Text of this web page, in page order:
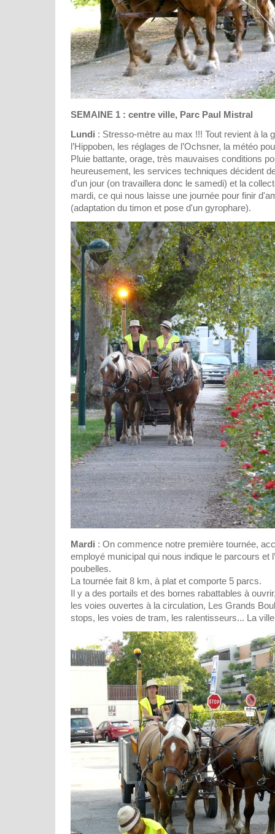
SEMAINE 1 : centre ville, Parc Paul Mistral
Lundi : Stresso-mètre au max !!! Tout revient à la
l’Hippoben, les réglages de l’Ochsner, la météo
Pluie battante, orage, très mauvaises conditions
heureusement, les services techniques décident
d'un jour (on travaillera donc le samedi) et la
mardi, ce qui nous laisse une journée pour finir
(adaptation du timon et pose d'un gyrophare).
Mardi : On commence notre première tournée,
employé municipal qui nous indique le parcours et
poubelles.
La tournée fait 8 km, à plat et comporte 5 parcs.
Il y a des portails et des bornes rabattables à
les voies ouvertes à la circulation, Les Grands
stops, les voies de tram, les ralentisseurs... La